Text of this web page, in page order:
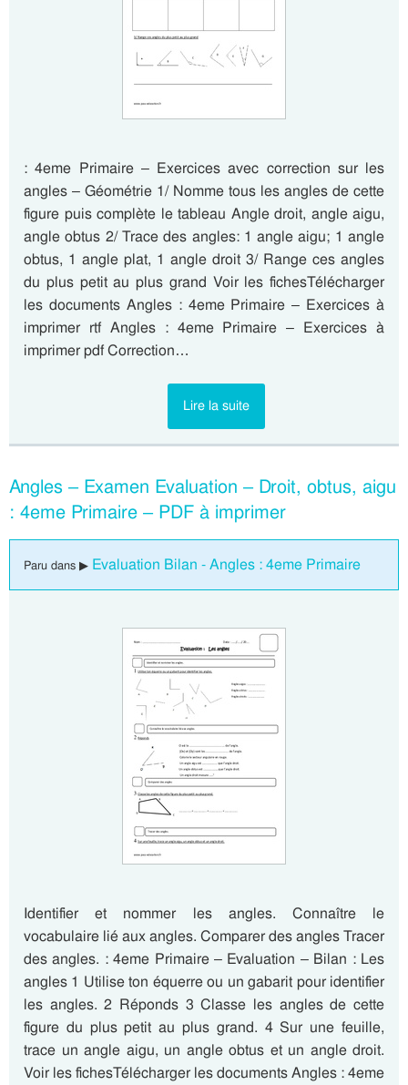
: 4eme Primaire – Exercices avec correction sur les
angles – Géométrie 1/ Nomme tous les angles de cette
figure puis complète le tableau Angle droit, angle aigu,
angle obtus 2/ Trace des angles: 1 angle aigu; 1 angle
obtus, 1 angle plat, 1 angle droit 3/ Range ces angles
du plus petit au plus grand Voir les fichesTélécharger
les documents Angles : 4eme Primaire – Exercices à
imprimer rtf Angles : 4eme Primaire – Exercices à
imprimer pdf Correction…
Lire la suite
Angles – Examen Evaluation – Droit, obtus, aigu
: 4eme Primaire – PDF à imprimer
Paru dans ▶ Evaluation Bilan - Angles : 4eme Primaire
Identifier et nommer les angles. Connaître le
vocabulaire lié aux angles. Comparer des angles Tracer
des angles. : 4eme Primaire – Evaluation – Bilan : Les
angles 1 Utilise ton équerre ou un gabarit pour identifier
les angles. 2 Réponds 3 Classe les angles de cette
figure du plus petit au plus grand. 4 Sur une feuille,
trace un angle aigu, un angle obtus et un angle droit.
Voir les fichesTélécharger les documents Angles : 4eme